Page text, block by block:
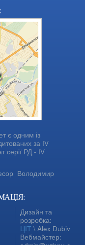
є одним із
за IV
серії РД - IV
Володимир
Дизайн та
розробка:
ЦІТ \ Alex Dubiv
Вебмайстер: